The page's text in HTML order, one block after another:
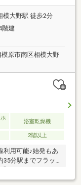
模大野駅 徒歩2分
階建
原市南区相模大野
浴室乾燥機
2階以上
利用可能♪始発もあ
35分駅までフラッ
型商業施設あり生